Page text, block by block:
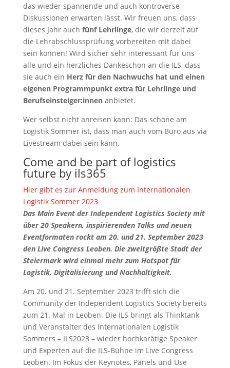
das wieder spannende und auch kontroverse
Diskussionen erwarten lässt. Wir freuen uns, dass
dieses Jahr auch fünf Lehrlinge, die wir derzeit auf
die Lehrabschlussprüfung vorbereiten mit dabei
sein können! Wird sicher sehr interessant für uns
alle und ein herzliches Dankeschön an die ILS, dass
sie auch ein Herz für den Nachwuchs hat und einen
eigenen Programmpunkt extra für Lehrlinge und
Berufseinsteiger:innenanbietet.
Wer selbst nicht anreisen kann: Das schöne am
Logistik Sommer ist, dass man auch vom Büro aus via
Livestream dabei sein kann.
Come and be part of logistics
future by ils365
Hier gibt es zur Anmeldung zum Internationalen
Logistik Sommer 2023
Das Main Event der Independent Logistics Society mit
über 20 Speakern, inspirierenden Talks und neuen
Eventformaten rockt am 20. und 21. September 2023
den Live Congress Leoben. Die zweitgrößte Stadt der
Steiermark wird einmal mehr zum Hotspot für
Logistik, Digitalisierung und Nachhaltigkeit.
Am 20. und 21. September 2023 trifft sich die
Community der Independent Logistics Society bereits
zum 21. Mal in Leoben. Die ILS bringt als Thinktank
und Veranstalter des Internationalen Logistik
Sommers – ILS2023 – wieder hochkarätige Speaker
und Experten auf die ILS-Bühne im Live Congress
Leoben. Im Fokus der Keynotes, Panels und Use